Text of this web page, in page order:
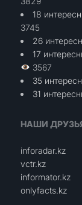
18
3745
26
17
3567
35
31
НАШИ
inforadar.kz
vctr.kz
informator.kz
onlyfacts.kz